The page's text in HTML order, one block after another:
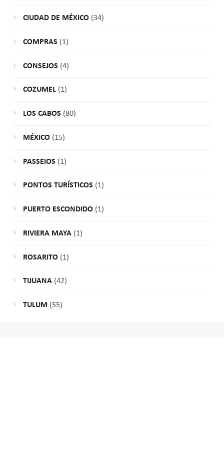
CIUDAD DE MÉXICO(34)
COMPRAS (1)
CONSEJOS (4)
COZUMEL(1)
LOS CABOS (80)
MÉXICO(15)
PASSEIOS (1)
PONTOS TURÍSTICOS (1)
PUERTO ESCONDIDO(1)
RIVIERA MAYA(1)
ROSARITO(1)
TIJUANA(42)
TULUM (55)